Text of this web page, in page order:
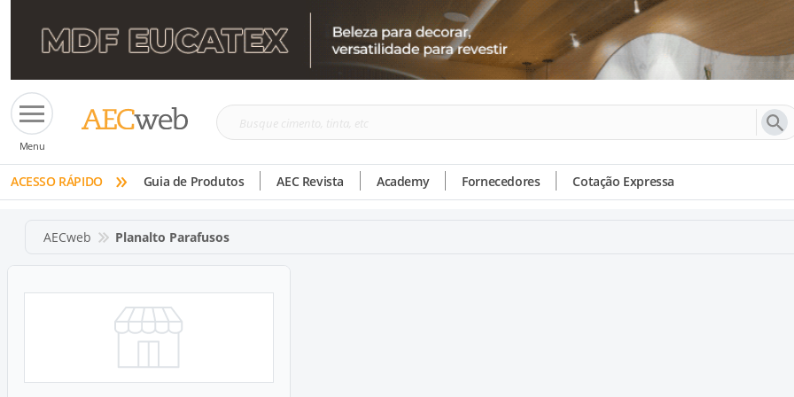
Menu
Busque
tinta,
etc
ACESSO RÁPIDO » Guia de Produtos AEC Revista Academy Fornecedores Cotação Expressa
AECweb Planalto Parafusos